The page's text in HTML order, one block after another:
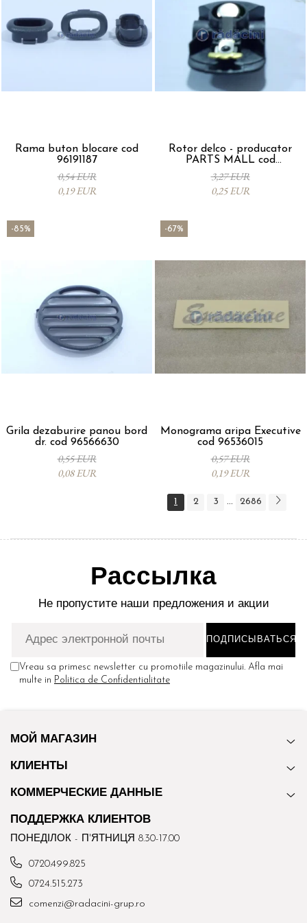
Rama buton blocare cod
96191187
0,54 EUR
0,19 EUR
Rotor delco - producator
PARTS MALL cod
33310A78B00-000
3,27 EUR
0,25 EUR
-85%
Grila dezaburire panou bord
dr. cod 96566630
0,55 EUR
0,08 EUR
-67%
Monograma aripa Executive
cod 96536015
0,57 EUR
0,19 EUR
1 2 3 ... 2686
Рассылка
Не пропустите наши предложения и акции
Vreau sa primesc newsletter cu promotiile magazinului. Afla mai
multe in Politica de Confidentialitate
МОЙ МАГАЗИН
КЛИЕНТЫ
КОММЕРЧЕСКИЕ ДАННЫЕ
ПОДДЕРЖКА КЛИЕНТОВ
ПОНЕДІЛОК - П'ЯТНИЦЯ 8.30-17.00
0720.499.825
0724.515.273
comenzi@radacini-grup.ro